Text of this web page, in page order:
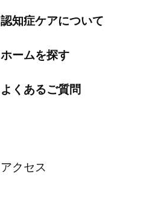
認知症ケアについて
ホームを探す
よくあるご質問
アクセス